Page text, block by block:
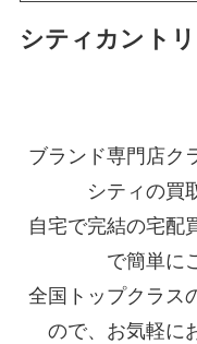
シティカント
ブランド専門店ク
シティの買
自宅で完結の宅配
で簡単に
全国トップクラス
ので、お気軽に